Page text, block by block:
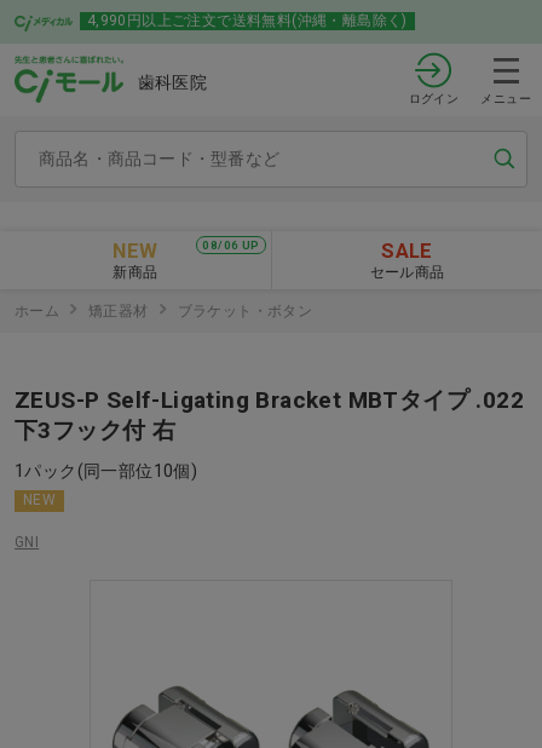
4,990円以上ご注文で送料無料(沖縄・離島除く)
歯科医院
ログイン メニュー
08/06 UP
NEW
新商品
SALE
セール商品
ホーム 矯正器材 ブラケット・ボタン
ZEUS-P Self-Ligating Bracket MBTタイプ .022
下3フック付 右
1パック(同一部位10個)
NEW
GNI